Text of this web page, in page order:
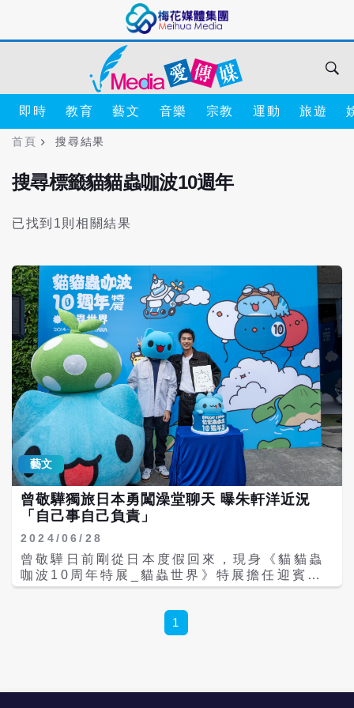
即時 教育 藝文 音樂 宗教 運動 旅遊
首頁 搜尋結果
搜尋標籤貓貓蟲咖波10週年
已找到1則相關結果
藝文
曾敬驊獨旅日本勇闖澡堂聊天 曝朱軒洋近況
「自己事自己負責」
2024/06/28
曾敬驊日前剛從日本度假回來，現身《貓貓蟲
咖波10周年特展_貓蟲世界》特展擔任迎賓大
使。這趟日本行他挑戰自己內向個性，逼自己
員役所廣司主演的電影《我的完美日常》，隻
身跑去享受日式澡堂氛圍，開心與陌生伯伯聊
1